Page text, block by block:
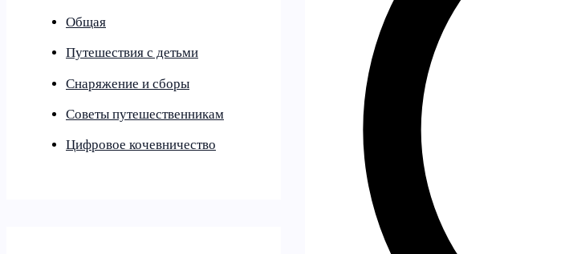
Общая
Путешествия с детьми
Снаряжение и сборы
Советы путешественникам
Цифровое кочевничество